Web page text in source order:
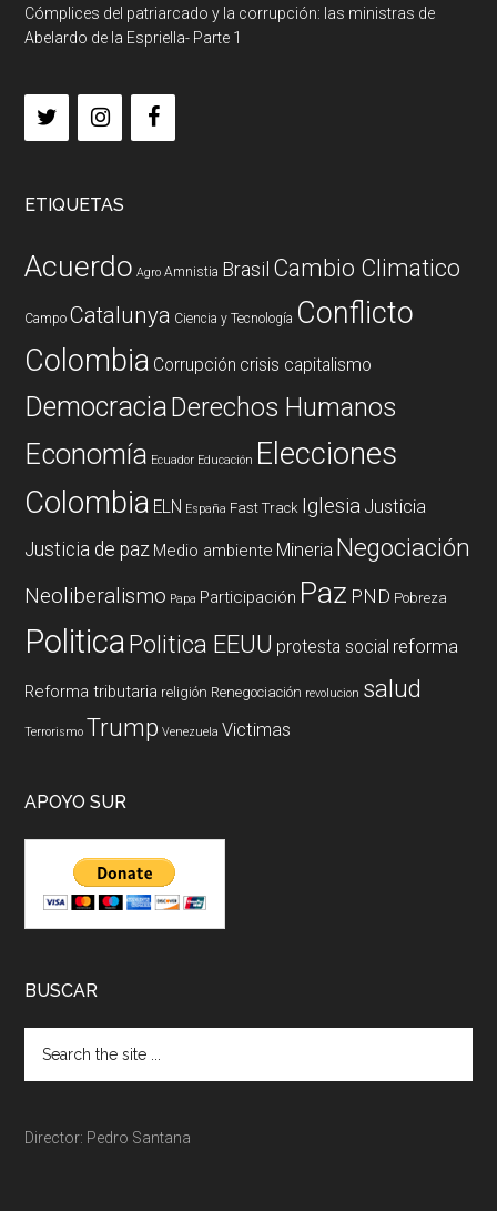
Cómplices del patriarcado y la corrupción: las ministras de
Abelardo de la Espriella- Parte 1
ETIQUETAS
Acuerdo Agro Amnistia Brasil Cambio Climatico
Campo Catalunya Ciencia y Tecnología Conflicto
Colombia Corrupción crisis capitalismo
DemocraciaDerechos Humanos
Economía Ecuador Educación Elecciones
Colombia ELN España Fast Track Iglesia Justicia
Justicia de paz Medio ambiente Mineria Negociación
Neoliberalismo Papa Participación Paz PND Pobreza
PoliticaPolitica EEUU protesta social reforma
Reforma tributaria religión Renegociación revolucion salud
Terrorismo Trump Venezuela Victimas
APOYO SUR
BUSCAR
Director: Pedro Santana